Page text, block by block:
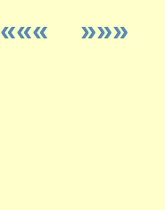
««« »»»